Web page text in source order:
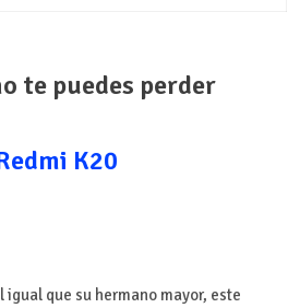
te puedes perder
K20
que su hermano mayor, este